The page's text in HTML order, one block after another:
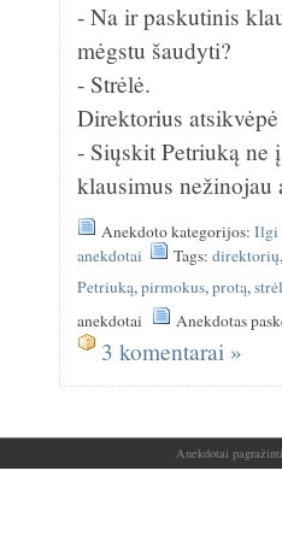
- Na ir paskutinis
mėgstu šaudyti?
- Strėlė.
Direktorius
- Siųskit Petriuką ne
klausimus nežinojau
Anekdoto kategorijos:Ilgi
anekdotai
Tags:direktorių
Petriuką,pirmokus,protą,
anekdotai
Anekdotas
3 komentarai »
Anekdotai